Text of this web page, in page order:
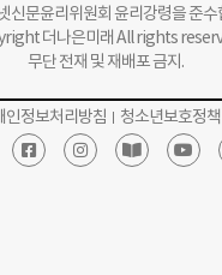
신문윤리위원회 윤리강령을 준수
더나은미래 All rights
무단 전재 및 재배포 금지.
인정보처리방침 청소년보호정책